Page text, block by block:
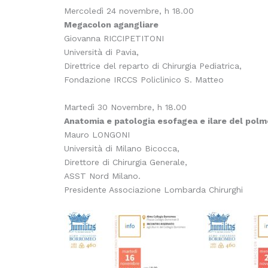
Mercoledì 24 novembre, h 18.00
Megacolon agangliare
Giovanna RICCIPETITONI
Università di Pavia,
Direttrice del reparto di Chirurgia Pediatrica,
Fondazione IRCCS Policlinico S. Matteo
Martedì 30 Novembre, h 18.00
Anatomia e patologia esofagea e ilare del
Mauro LONGONI
Università di Milano Bicocca,
Direttore di Chirurgia Generale,
ASST Nord Milano.
Presidente Associazione Lombarda Chirurghi